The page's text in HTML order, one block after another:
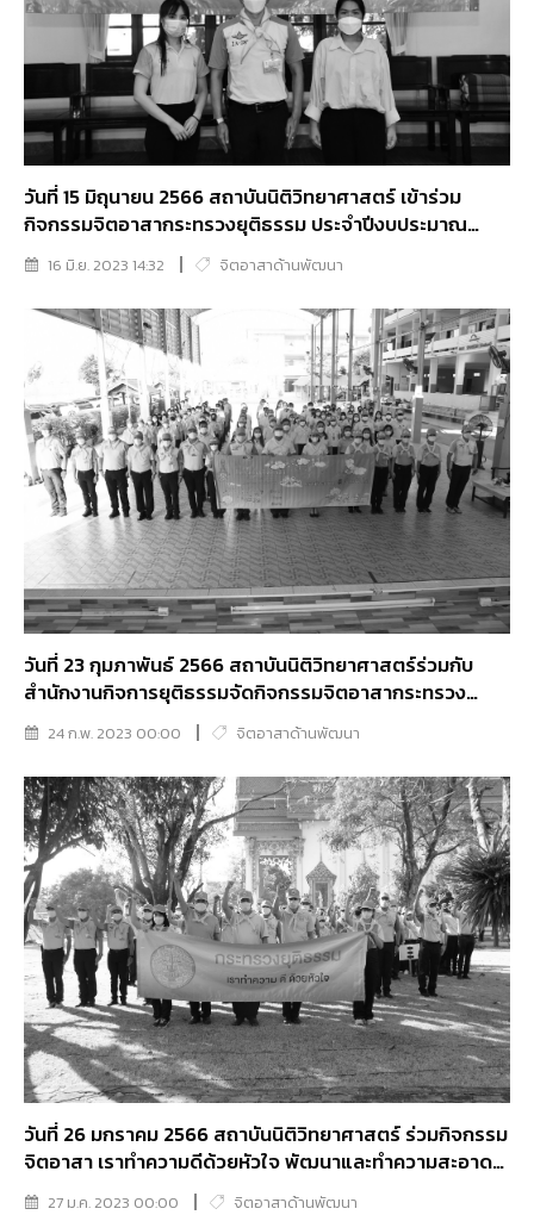
วันที่ 15 มิถุนายน 2566 สถาบันนิติวิทยาศาสตร์ เข้าร่วม
กิจกรรมจิตอาสากระทรวงยุติธรรม ประจำปีงบประมาณ
2566 ครั้งที่ 7
16 มิ.ย. 2023 14:32 จิตอาสาด้านพัฒนา
วันที่ 23 กุมภาพันธ์ 2566 สถาบันนิติวิทยาศาสตร์ร่วมกับ
สำนักงานกิจการยุติธรรมจัดกิจกรรมจิตอาสากระทรวง
ยุติธรรม ณ โรงเรียนวัดผาสุกมณีจักร
24 ก.พ. 2023 00:00 จิตอาสาด้านพัฒนา
วันที่ 26 มกราคม 2566 สถาบันนิติวิทยาศาสตร์ ร่วมกิจกรรม
จิตอาสา เราทำความดีด้วยหัวใจ พัฒนาและทำความสะอาด
วัดท้องคุ้ง จังหวัดนนทบุรี
27 ม.ค. 2023 00:00 จิตอาสาด้านพัฒนา